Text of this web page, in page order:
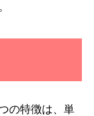
の特徴は、単